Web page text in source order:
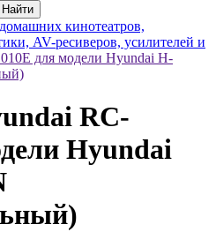
Найти
кинотеатров,
AV-ресиверов, усилителей и
для модели Hyundai H-
RC-
Hyundai